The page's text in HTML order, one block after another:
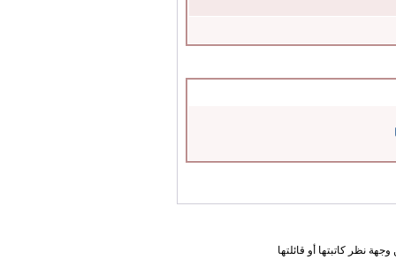
نظر كاتبتها أو قائلتها